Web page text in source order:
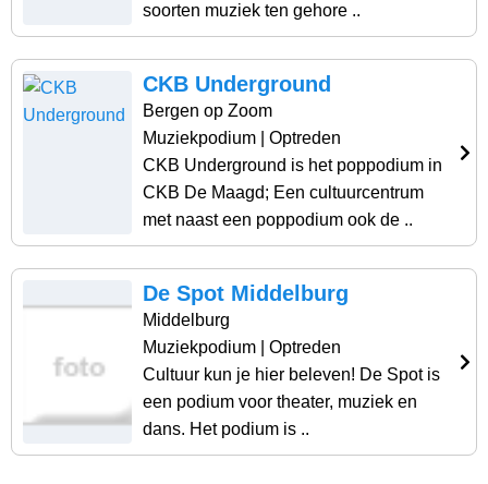
soorten muziek ten gehore ..
CKB Underground
Bergen op Zoom
Muziekpodium | Optreden
CKB Underground is het poppodium in
CKB De Maagd; Een cultuurcentrum
met naast een poppodium ook de ..
De Spot Middelburg
Middelburg
Muziekpodium | Optreden
Cultuur kun je hier beleven! De Spot is
een podium voor theater, muziek en
dans. Het podium is ..